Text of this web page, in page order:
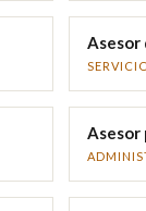
Asesor